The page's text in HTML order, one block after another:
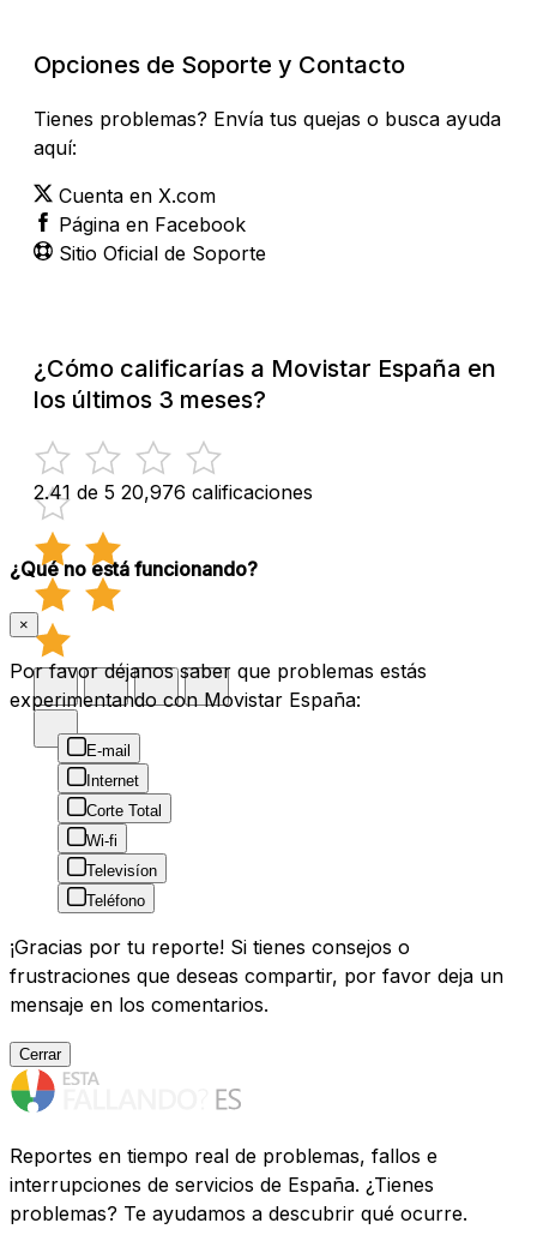
Opciones de Soporte y Contacto
Tienes problemas? Envía tus quejas o busca ayuda
aquí:
Cuenta en X.com
Página en Facebook
Sitio Oficial de Soporte
¿Cómo calificarías a Movistar España en
los últimos 3 meses?
2.41 de 5 20,976 calificaciones
¿Qué no está funcionando?
×
Por favor déjanos saber que problemas estás
experimentando con Movistar España:
E-mail
Internet
Corte Total
Wi-fi
Televisíon
Teléfono
¡Gracias por tu reporte! Si tienes consejos o
frustraciones que deseas compartir, por favor deja un
mensaje en los comentarios.
Cerrar
Reportes en tiempo real de problemas, fallos e
interrupciones de servicios de España. ¿Tienes
problemas? Te ayudamos a descubrir qué ocurre.